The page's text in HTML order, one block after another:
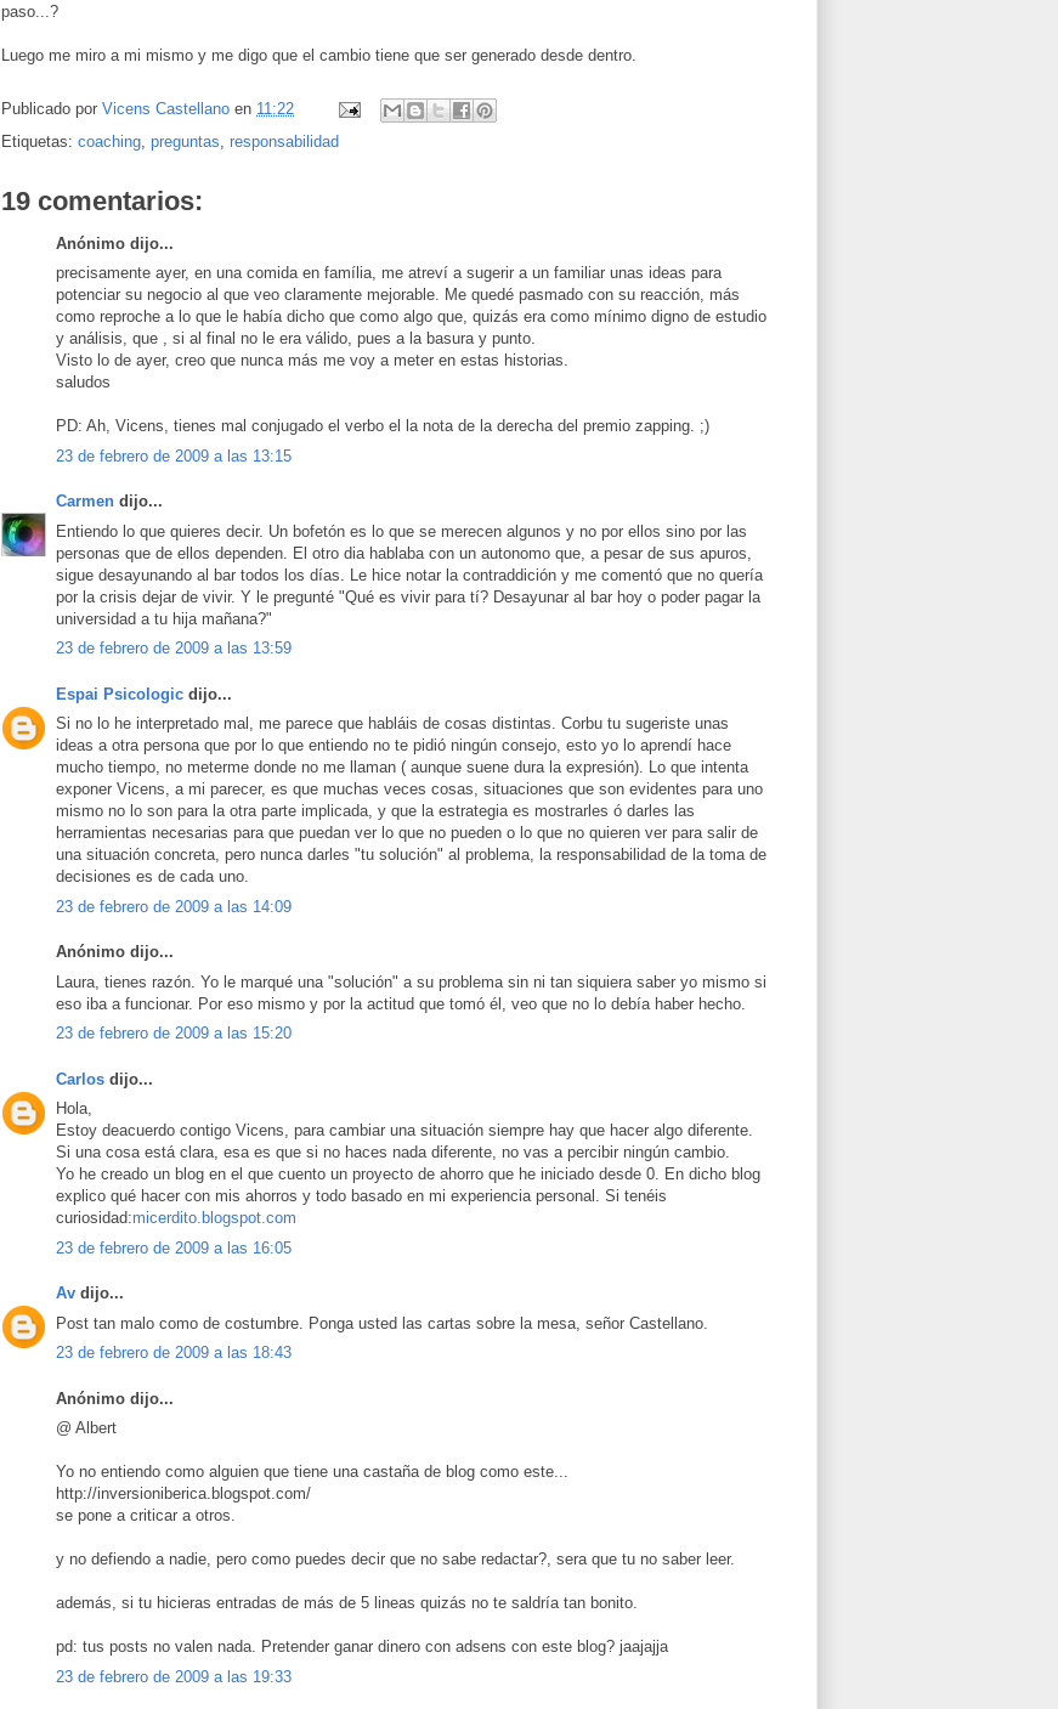
paso...?
Luego me miro a mi mismo y me digo que el cambio tiene que ser generado desde dentro.
Publicado por Vicens Castellano en 11:22
Etiquetas: coaching preguntas responsabilidad
19 comentarios:
Anónimo dijo...
precisamente ayer, en una comida en família, me atreví a sugerir a un familiar unas ideas para
potenciar su negocio al que veo claramente mejorable. Me quedé pasmado con su reacción, más
como reproche a lo que le había dicho que como algo que, quizás era como mínimo digno de estudio
y análisis, que , si al final no le era válido, pues a la basura y punto.
Visto lo de ayer, creo que nunca más me voy a meter en estas historias.
saludos
PD: Ah, Vicens, tienes mal conjugado el verbo el la nota de la derecha del premio zapping. ;)
23 de febrero de 2009 a las 13:15
Carmen dijo...
Entiendo lo que quieres decir. Un bofetón es lo que se merecen algunos y no por ellos sino por las
personas que de ellos dependen. El otro dia hablaba con un autonomo que, a pesar de sus apuros,
sigue desayunando al bar todos los días. Le hice notar la contraddición y me comentó que no quería
por la crisis dejar de vivir. Y le pregunté "Qué es vivir para tí? Desayunar al bar hoy o poder pagar la
universidad a tu hija mañana?"
23 de febrero de 2009 a las 13:59
Espai Psicologic dijo...
Si no lo he interpretado mal, me parece que habláis de cosas distintas. Corbu tu sugeriste unas
ideas a otra persona que por lo que entiendo no te pidió ningún consejo, esto yo lo aprendí hace
mucho tiempo, no meterme donde no me llaman ( aunque suene dura la expresión). Lo que intenta
exponer Vicens, a mi parecer, es que muchas veces cosas, situaciones que son evidentes para uno
mismo no lo son para la otra parte implicada, y que la estrategia es mostrarles ó darles las
herramientas necesarias para que puedan ver lo que no pueden o lo que no quieren ver para salir de
una situación concreta, pero nunca darles "tu solución" al problema, la responsabilidad de la toma de
decisiones es de cada uno.
23 de febrero de 2009 a las 14:09
Anónimo dijo...
Laura, tienes razón. Yo le marqué una "solución" a su problema sin ni tan siquiera saber yo mismo si
eso iba a funcionar. Por eso mismo y por la actitud que tomó él, veo que no lo debía haber hecho.
23 de febrero de 2009 a las 15:20
Carlos dijo...
Hola,
Estoy deacuerdo contigo Vicens, para cambiar una situación siempre hay que hacer algo diferente.
Si una cosa está clara, esa es que si no haces nada diferente, no vas a percibir ningún cambio.
Yo he creado un blog en el que cuento un proyecto de ahorro que he iniciado desde 0. En dicho blog
explico qué hacer con mis ahorros y todo basado en mi experiencia personal. Si tenéis
curiosidad:micerdito.blogspot.com
23 de febrero de 2009 a las 16:05
Av dijo...
Post tan malo como de costumbre. Ponga usted las cartas sobre la mesa, señor Castellano.
23 de febrero de 2009 a las 18:43
Anónimo dijo...
@ Albert
Yo no entiendo como alguien que tiene una castaña de blog como este...
http://inversioniberica.blogspot.com/
se pone a criticar a otros.
y no defiendo a nadie, pero como puedes decir que no sabe redactar?, sera que tu no saber leer.
además, si tu hicieras entradas de más de 5 lineas quizás no te saldría tan bonito.
pd: tus posts no valen nada. Pretender ganar dinero con adsens con este blog? jaajajja
23 de febrero de 2009 a las 19:33